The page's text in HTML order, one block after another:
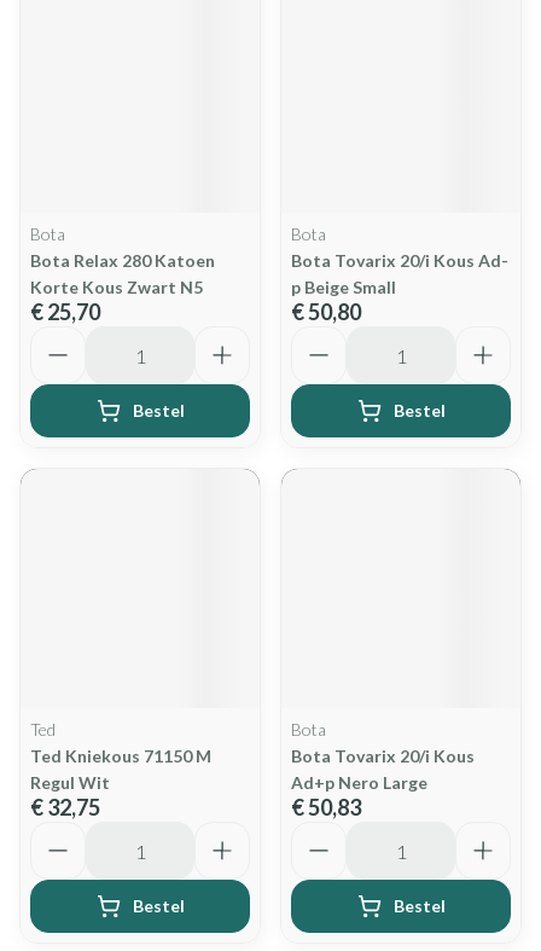
Bota
Bota Relax 280 Katoen
Korte Kous Zwart N5
€ 25,70
Bestel
Bota
Bota Tovarix 20/i Kous Ad-
p Beige Small
€ 50,80
Bestel
Ted
Ted Kniekous 71150 M
Regul Wit
€ 32,75
Bestel
Bota
Bota Tovarix 20/i Kous
Ad+p Nero Large
€ 50,83
Bestel